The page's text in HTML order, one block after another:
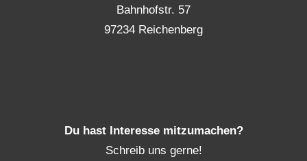
Bahnhofstr. 57
97234 Reichenberg
Du hast Interesse mitzumachen?
Schreib uns gerne!